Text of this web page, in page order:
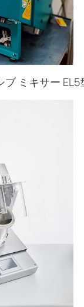
ミキサー EL5